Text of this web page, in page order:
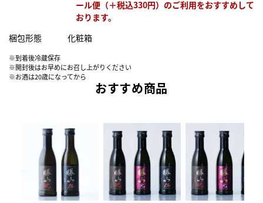
梱包形態 化粧箱
※到着後冷蔵保存
※開封後はお早めにお召し上がりください
※お酒は20歳になってから
おすすめ商品